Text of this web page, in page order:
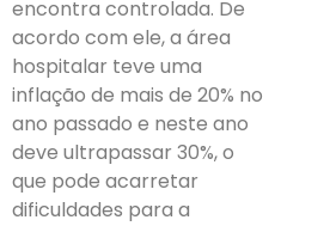
encontra controlada. De
acordo com ele, a área
hospitalar teve uma
inflação de mais de 20% no
ano passado e neste ano
deve ultrapassar 30%, o
que pode acarretar
dificuldades para a